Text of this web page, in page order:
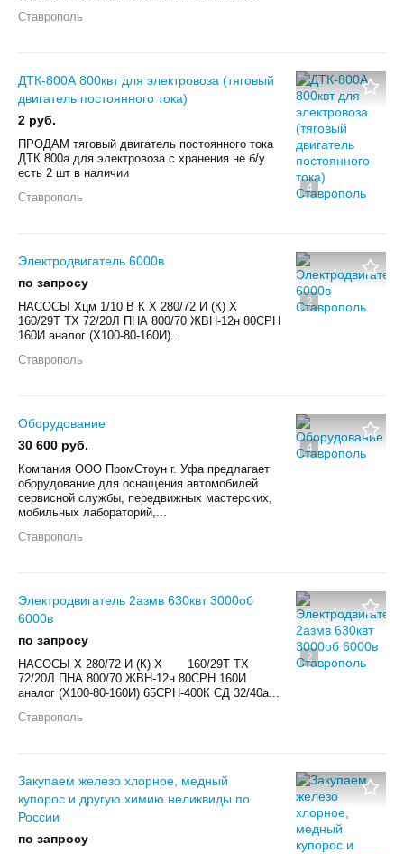
Ставрополь
4
ДТК-800А 800квт для электровоза (тяговый
двигатель постоянного тока)
2 руб.
ПРОДАМ тяговый двигатель постоянного тока
ДТК 800а для электровоза с хранения не б/у
есть 2 шт в наличии
Ставрополь
2
Электродвигатель 6000в
по запросу
НАСОСЫ Хцм 1/10 В К Х 280/72 И (К) Х
160/29Т ТХ 72/20Л ПНА 800/70 ЖВН-12н 80СРН
160И аналог (Х100-80-160И)...
Ставрополь
4
Оборудование
30 600 руб.
Компания ООО ПромСтоун г. Уфа предлагает
оборудование для оснащения автомобилей
сервисной службы, передвижных мастерских,
мобильных лабораторий,...
Ставрополь
2
Электродвигатель 2азмв 630квт 3000об
6000в
по запросу
НАСОСЫ Х 280/72 И (К) Х 160/29Т ТХ
72/20Л ПНА 800/70 ЖВН-12н 80СРН 160И
аналог (Х100-80-160И) 65СРН-400К СД 32/40а...
Ставрополь
Закупаем железо хлорное, медный
купорос и другую химию неликвиды по
России
по запросу